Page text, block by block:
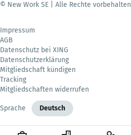
© New Work SE | Alle Rechte vorbehalten
Impressum
AGB
Datenschutz bei XING
Datenschutzerklärung
Mitgliedschaft kündigen
Tracking
Mitgliedschaften widerrufen
Sprache Deutsch